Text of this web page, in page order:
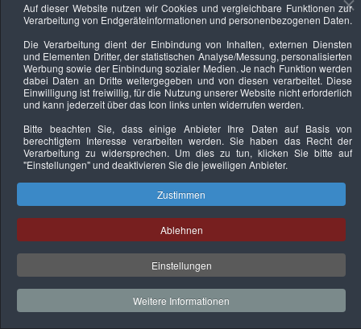
Keine Termine
Datenschutzerklärung Urheberrechtsnachweise Nachhaltigkeit
Copyright © 2026. Bundesverband Deutscher
Sachverständiger und Fachgutachter e.V..
Auf dieser Website nutzen wir Cookies und vergleichbare Funktionen zur
Verarbeitung von Endgeräteinformationen und personenbezogenen Daten.
Die Verarbeitung dient der Einbindung von Inhalten, externen Diensten
und Elementen Dritter, der statistischen Analyse/Messung, personalisierten
Werbung sowie der Einbindung sozialer Medien. Je nach Funktion werden
dabei Daten an Dritte weitergegeben und von diesen verarbeitet. Diese
Einwilligung ist freiwillig, für die Nutzung unserer Website nicht erforderlich
und kann jederzeit über das Icon links unten widerrufen werden.
Bitte beachten Sie, dass einige Anbieter Ihre Daten auf Basis von
berechtigtem Interesse verarbeiten werden. Sie haben das Recht der
Verarbeitung zu widersprechen. Um dies zu tun, klicken Sie bitte auf
"Einstellungen"und deaktivieren Sie die jeweiligen Anbieter.
Zustimmen
Ablehnen
Einstellungen
Weitere Informationen